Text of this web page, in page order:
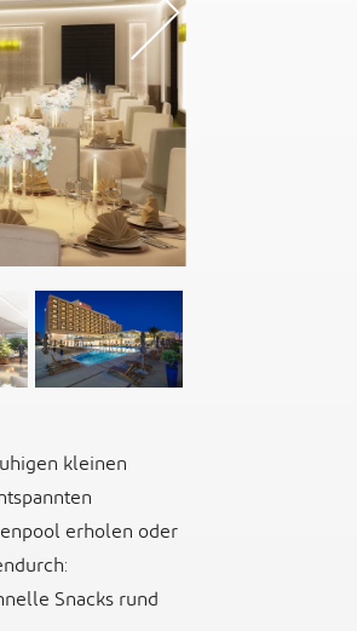
kleinen
erholen oder
Snacks rund